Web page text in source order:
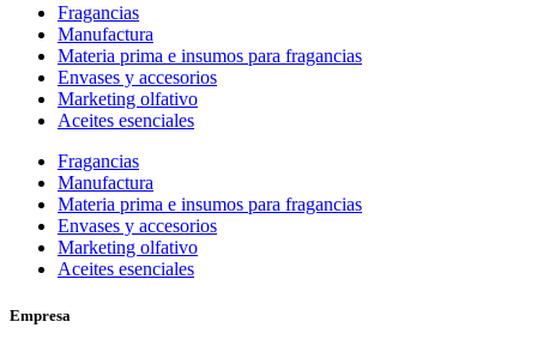
Fragancias
Manufactura
Materia prima e insumos para fragancias
Envases y accesorios
Marketing olfativo
Aceites esenciales
Fragancias
Manufactura
Materia prima e insumos para fragancias
Envases y accesorios
Marketing olfativo
Aceites esenciales
Empresa